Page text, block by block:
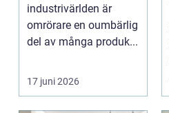
industrivärlden är
omrörare en oumbärlig
del av många produk...
17 juni 2026